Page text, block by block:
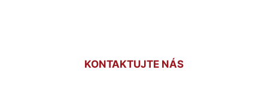
KONTAKTUJTE NÁS